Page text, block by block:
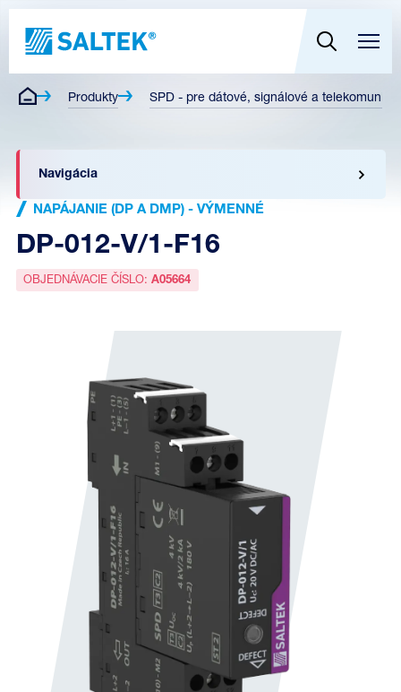
Produkty SPD - pre dátové, signálové a
Navigácia
NAPÁJANIE (DP A DMP) - VÝMENNÉ
DP-012-V/1-F16
OBJEDNÁVACIE ČÍSLO:A05664